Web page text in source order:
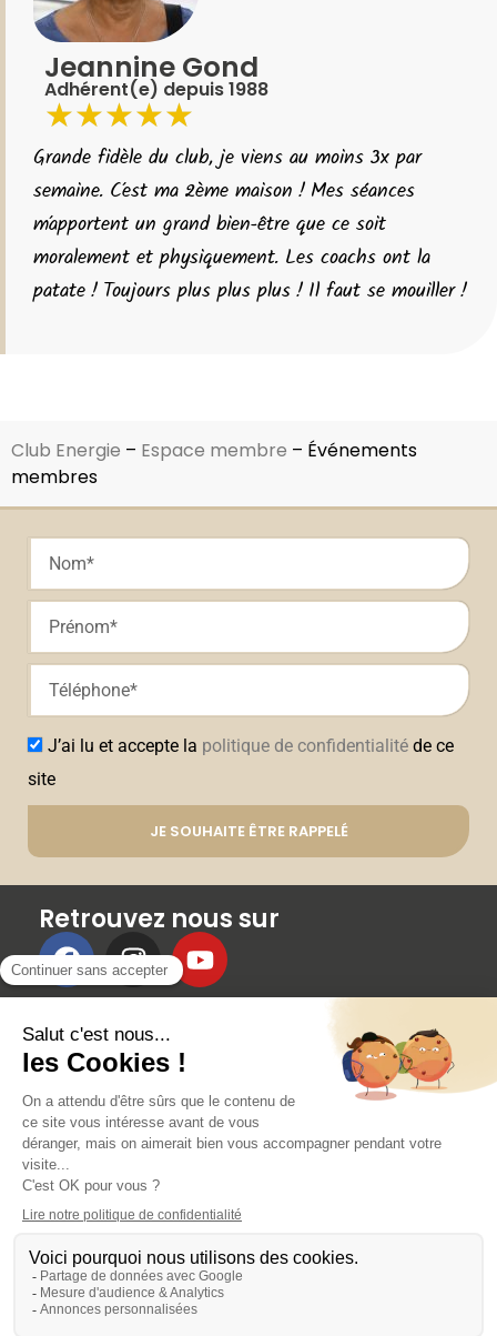
Jeannine Gond
Adhérent(e) depuis 1988
★★★★★
Grande fidèle du club, je viens au moins 3x par
semaine. C’est ma 2ème maison ! Mes séances
m’apportent un grand bien-être que ce soit
moralement et physiquement. Les coachs ont la
patate ! Toujours plus plus plus ! Il faut se mouiller !
Club Energie – Espace membre – Événements
membres
J’ai lu et accepte la politique de confidentialité de ce
site
JE SOUHAITE ÊTRE RAPPELÉ
Retrouvez nous sur
RÉSERVER UN COURS
AVANTAGES ET RÉDUCTIONS
PARRAINAGE
CONTACT
Fait avec 💓 par un artisan du Web
Mentions légales
Politique de confidentialité